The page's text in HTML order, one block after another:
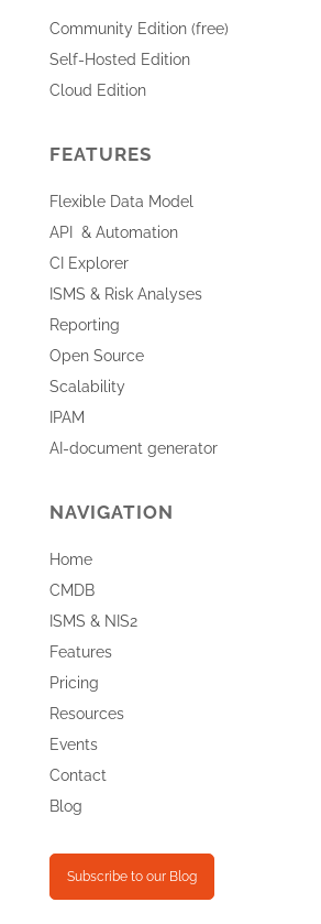
Community Edition (free)
Self-Hosted Edition
Cloud Edition
FEATURES
Flexible Data Model
API & Automation
CI Explorer
ISMS & Risk Analyses
Reporting
Open Source
Scalability
IPAM
AI-document generator
NAVIGATION
Home
CMDB
ISMS & NIS2
Features
Pricing
Resources
Events
Contact
Blog
Subscribe to our Blog